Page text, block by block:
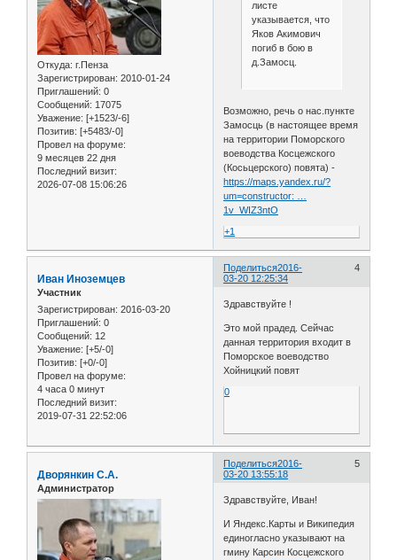
Откуда: г.Пенза
Зарегистрирован: 2010-01-24
Приглашений: 0
Сообщений: 17075
Уважение: [+1523/-6]
Позитив: [+5483/-0]
Провел на форуме:
9 месяцев 22 дня
Последний визит:
2026-07-08 15:06:26
листе
указывается, что
Яков Акимович
погиб в бою в
д.Замосц.
Возможно, речь о нас.пункте
Замосць (в настоящее время
на территории Поморского
воеводства Косцежского
(Косьцерского) повята) -
https://maps.yandex.ru/?
um=constructor: …
1v_WIZ3ntO
+1
Поделиться 4
2016-
03-20 12:25:34
Иван Иноземцев
Участник
Зарегистрирован: 2016-03-20
Приглашений: 0
Сообщений: 12
Уважение: [+5/-0]
Позитив: [+0/-0]
Провел на форуме:
4 часа 0 минут
Последний визит:
2019-07-31 22:52:06
Здравствуйте !
Это мой прадед. Сейчас
данная территория входит в
Поморское воеводство
Хойницкий повят
0
Поделиться 5
2016-
03-20 13:55:18
Дворянкин С.А.
Администратор
Здравствуйте, Иван!
И Яндекс.Карты и Википедия
единогласно указывают на
гмину Карсин Косцежского